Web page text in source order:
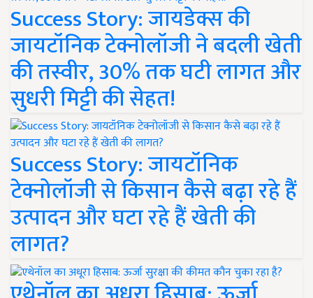
Success Story: जायडेक्स की
जायटॉनिक टेक्नोलॉजी ने बदली खेती
की तस्वीर, 30% तक घटी लागत और
सुधरी मिट्टी की सेहत!
Success Story: जायटॉनिक
टेक्नोलॉजी से किसान कैसे बढ़ा रहे हैं
उत्पादन और घटा रहे हैं खेती की
लागत?